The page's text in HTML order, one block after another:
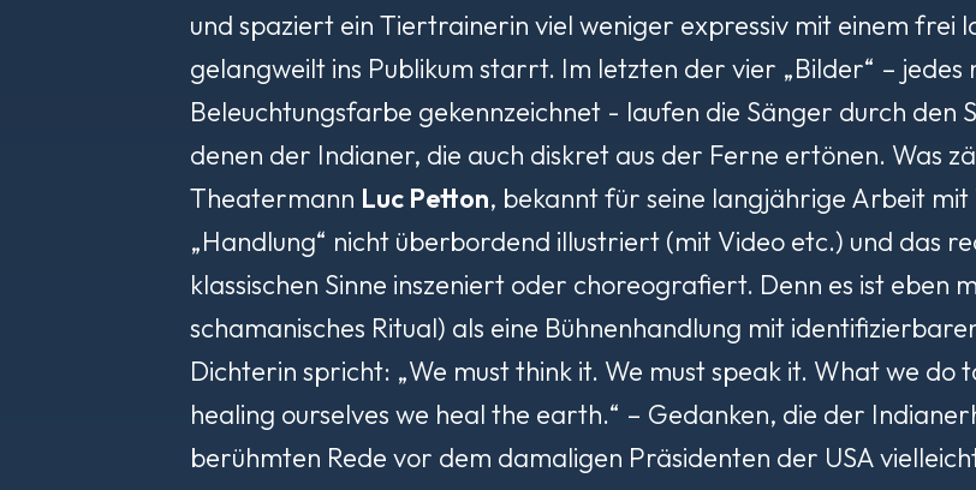
und spaziert ein Tiertrainerin viel weniger expressiv mit einem frei
gelangweilt ins Publikum starrt. Im letzten der vier „Bilder“ – jedes
Beleuchtungsfarbe gekennzeichnet - laufen die Sänger durch den
denen der Indianer, die auch diskret aus der Ferne ertönen. Was
Theatermann Luc Petton, bekannt für seine langjährige Arbeit
„Handlung“ nicht überbordend illustriert (mit Video etc.) und das
klassischen Sinne inszeniert oder choreografiert. Denn es ist eben
schamanisches Ritual) als eine Bühnenhandlung mit
Dichterin spricht: „We must think it. We must speak it. What we do
healing ourselves we heal the earth.“ – Gedanken, die der
berühmten Rede vor dem damaligen Präsidenten der USA